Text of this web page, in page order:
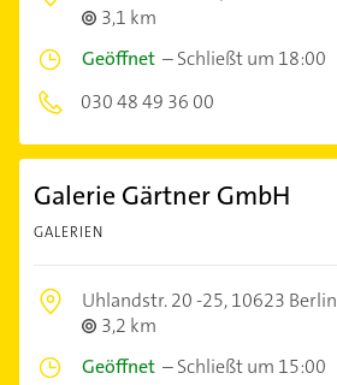
3,1 km
Geöffnet –Schließt um 18:00
030 48 49 36 00
Galerie Gärtner GmbH
GALERIEN
Uhlandstr. 20 -25,10623 Berlin
3,2 km
Geöffnet –Schließt um 15:00